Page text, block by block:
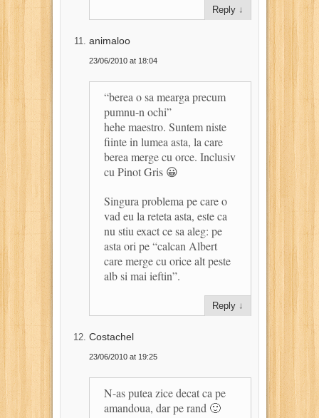
Reply ↓
animaloo
23/06/2010 at 18:04
“berea o sa mearga precum
pumnu-n ochi”
hehe maestro. Suntem niste
fiinte in lumea asta, la care
berea merge cu orce. Inclusiv
cu Pinot Gris 😀
Singura problema pe care o
vad eu la reteta asta, este ca
nu stiu exact ce sa aleg: pe
asta ori pe “calcan Albert
care merge cu orice alt peste
alb si mai ieftin”.
Reply ↓
Costachel
23/06/2010 at 19:25
N-as putea zice decat ca pe
amandoua, dar pe rand 🙂